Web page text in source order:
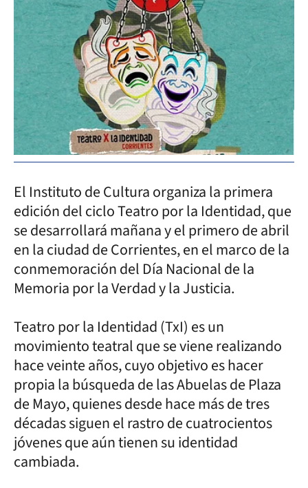
El Instituto de Cultura organiza la primera
edición del ciclo Teatro por la Identidad, que
se desarrollará mañana y el primero de abril
en la ciudad de Corrientes, en el marco de la
conmemoración del Día Nacional de la
Memoria por la Verdad y la Justicia.
Teatro por la Identidad (TxI) es un
movimiento teatral que se viene realizando
hace veinte años, cuyo objetivo es hacer
propia la búsqueda de las Abuelas de Plaza
de Mayo, quienes desde hace más de tres
décadas siguen el rastro de cuatrocientos
jóvenes que aún tienen su identidad
cambiada.